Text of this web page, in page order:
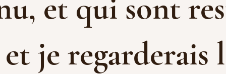
et qui sont
je regarderais